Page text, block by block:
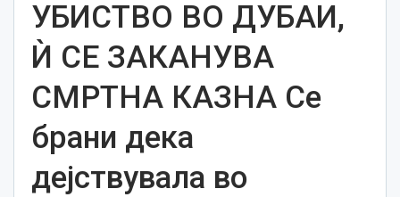
УБИСТВО ВО ДУБАИ,
Ѝ СЕ ЗАКАНУВА
СМРТНА КАЗНА Се
брани дека
дејствувала во